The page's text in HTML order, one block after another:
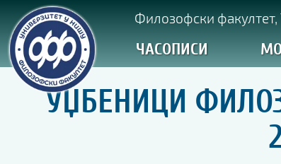
Филозофски
ЧАСОПИСИ
УЏБЕНИЦИ